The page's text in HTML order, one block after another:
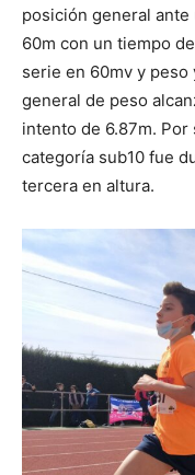
posición general
60m con un tiempo
serie en 60mv y
general de peso
intento de 6.87m.
categoría sub10 fue
tercera en altura.